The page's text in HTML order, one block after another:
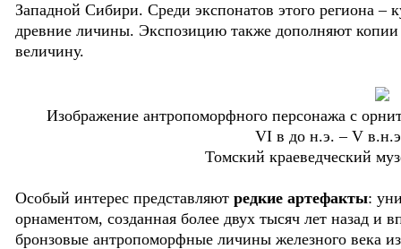
Западной Сибири. Среди экспонатов этого региона –
древние личины. Экспозицию также дополняют
величину.
Изображение антропоморфного персонажа с
VI в до н.э. – V
Томский краеведческий
Особый интерес представляют редкие артефакты:
орнаментом, созданная более двух тысяч лет назад и
бронзовые антропоморфные личины железного века